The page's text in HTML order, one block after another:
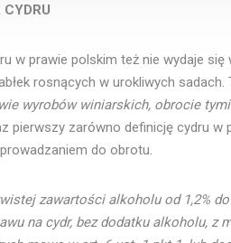
w prawie polskim też nie wydaje się
rosnących w urokliwych sadach.
wyrobów winiarskich, obrocie
pierwszy zarówno definicję cydru
do obrotu.
zawartości alkoholu od 1,2%
na cydr, bez dodatku alkoholu, z